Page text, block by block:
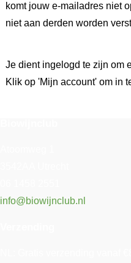
komt jouw e-mailadres niet
niet aan derden worden
Je dient ingelogd te zijn om
Klik op 'Mijn account' om in
info@biowijnclub.nl